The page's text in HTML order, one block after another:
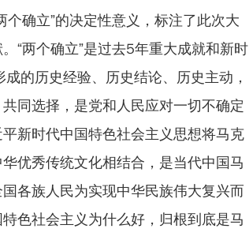
确立”的决定性意义，标注了此次大
“两个确立”是过去5年重大成就和新时
的历史经验、历史结论、历史主动，
同选择，是党和人民应对一切不确定
新时代中国特色社会主义思想将马克
优秀传统文化相结合，是当代中国马
各族人民为实现中华民族伟大复兴而
色社会主义为什么好，归根到底是马